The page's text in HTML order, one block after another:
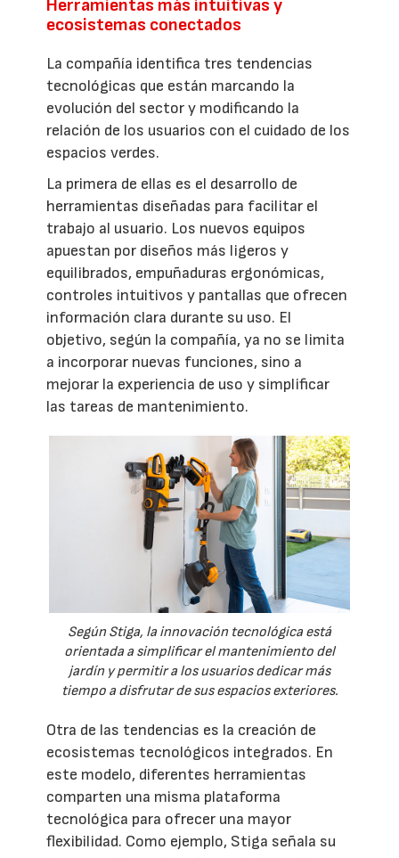
Herramientas más intuitivas y
ecosistemas conectados
La compañía identifica tres tendencias
tecnológicas que están marcando la
evolución del sector y modificando la
relación de los usuarios con el cuidado de los
espacios verdes.
La primera de ellas es el desarrollo de
herramientas diseñadas para facilitar el
trabajo al usuario. Los nuevos equipos
apuestan por diseños más ligeros y
equilibrados, empuñaduras ergonómicas,
controles intuitivos y pantallas que ofrecen
información clara durante su uso. El
objetivo, según la compañía, ya no se limita
a incorporar nuevas funciones, sino a
mejorar la experiencia de uso y simplificar
las tareas de mantenimiento.
Según Stiga, la innovación tecnológica está
orientada a simplificar el mantenimiento del
jardín y permitir a los usuarios dedicar más
tiempo a disfrutar de sus espacios exteriores.
Otra de las tendencias es la creación de
ecosistemas tecnológicos integrados. En
este modelo, diferentes herramientas
comparten una misma plataforma
tecnológica para ofrecer una mayor
flexibilidad. Como ejemplo, Stiga señala su